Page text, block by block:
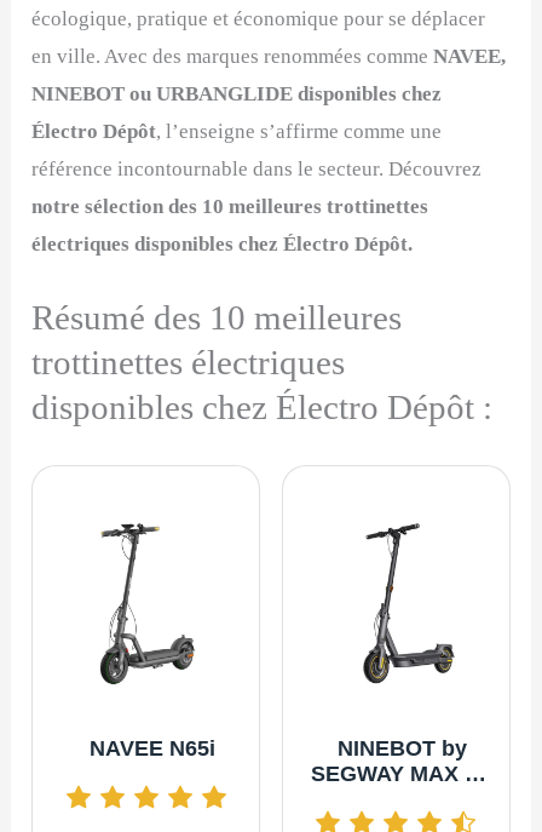
écologique, pratique et économique pour se déplacer
en ville. Avec des marques renommées commeNAVEE,
NINEBOT ou URBANGLIDE disponibles chez
Électro Dépôt, l’enseigne s’affirme comme une
référence incontournable dans le secteur. Découvrez
notre sélection des 10 meilleures trottinettes
électriques disponibles chez Électro Dépôt.
Résumé des 10 meilleures
trottinettes électriques
disponibles chez Électro Dépôt :
NAVEE N65i
NINEBOT by
SEGWAY MAX G2